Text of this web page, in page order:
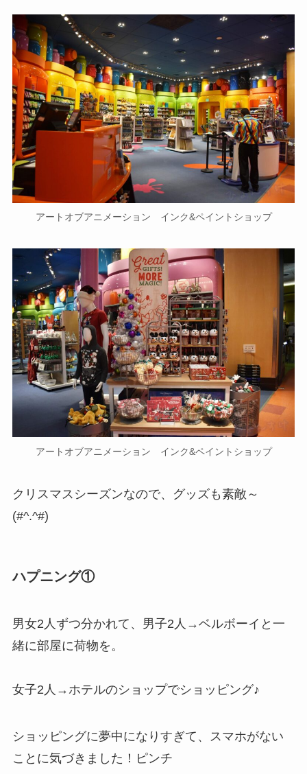
アートオブアニメーション インク&ペイントショップ
アートオブアニメーション インク&ペイントショップ
クリスマスシーズンなので、グッズも素敵～
(#^.^#)
ハプニング①
男女2人ずつ分かれて、男子2人→ベルボーイと一
緒に部屋に荷物を。
女子2人→ホテルのショップでショッピング♪
ショッピングに夢中になりすぎて、スマホがない
ことに気づきました！ ピンチ